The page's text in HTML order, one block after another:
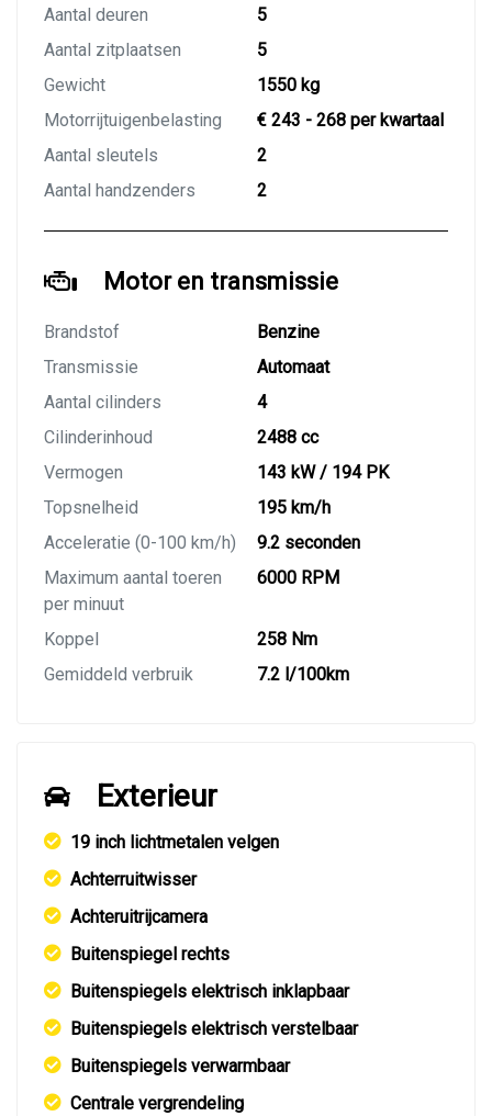
Aantal deuren
5
Aantal zitplaatsen
5
Gewicht
1550 kg
Motorrijtuigenbelasting
€ 243 - 268 per kwartaal
Aantal sleutels
2
Aantal handzenders
2
Motor en transmissie
Brandstof
Benzine
Transmissie
Automaat
Aantal cilinders
4
Cilinderinhoud
2488 cc
Vermogen
143 kW / 194 PK
Topsnelheid
195 km/h
Acceleratie (0-100 km/h)
9.2 seconden
Maximum aantal toeren
per minuut
6000 RPM
Koppel
258 Nm
Gemiddeld verbruik
7.2 l/100km
Exterieur
19 inch lichtmetalen velgen
Achterruitwisser
Achteruitrijcamera
Buitenspiegel rechts
Buitenspiegels elektrisch inklapbaar
Buitenspiegels elektrisch verstelbaar
Buitenspiegels verwarmbaar
Centrale vergrendeling